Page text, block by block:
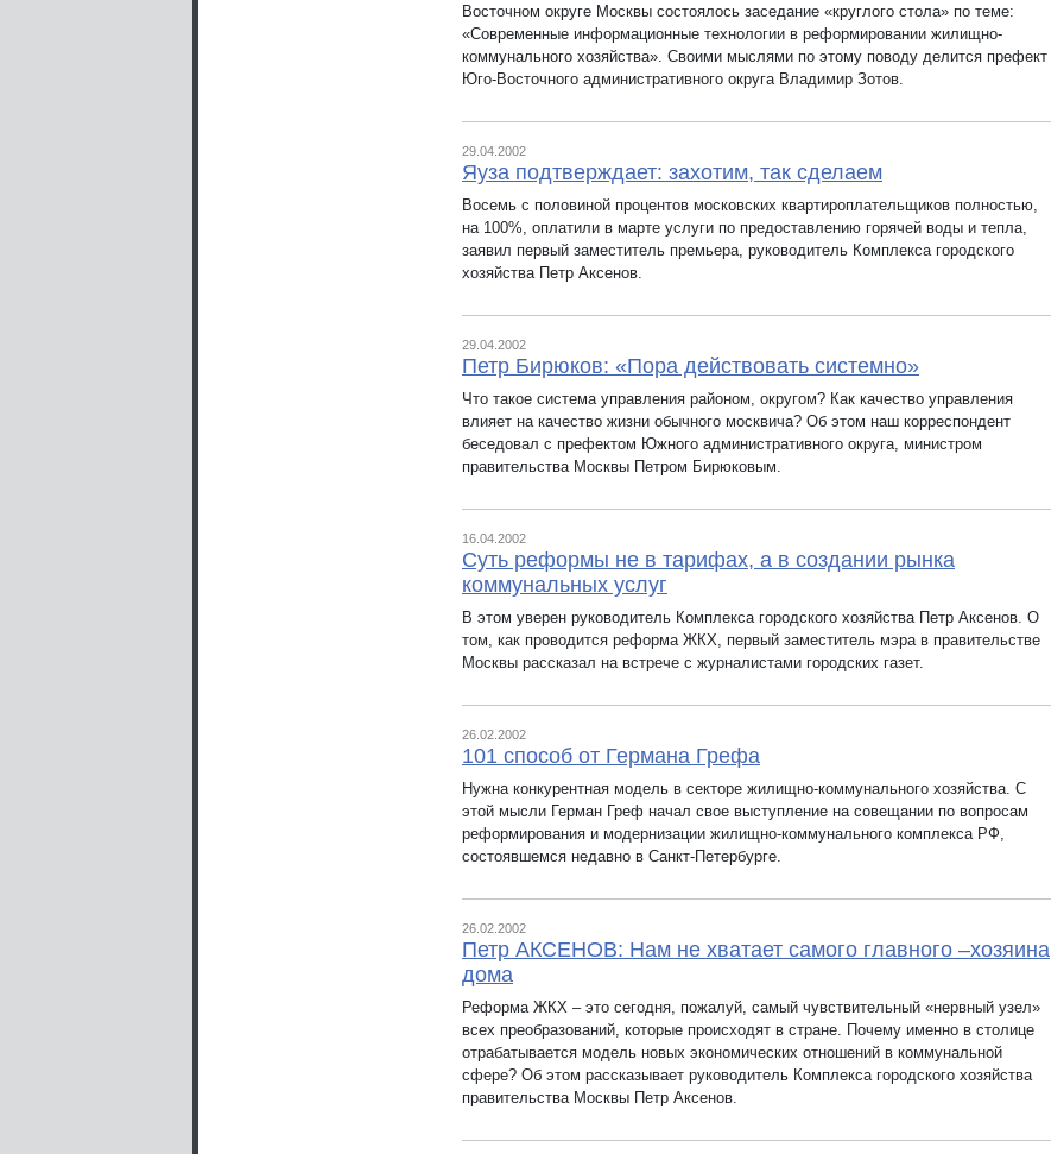
Восточном округе Москвы состоялось заседание «круглого стола» по теме:
«Современные информационные технологии в реформировании жилищно-
коммунального хозяйства». Своими мыслями по этому поводу делится префект
Юго-Восточного административного округа Владимир Зотов.
29.04.2002
Яуза подтверждает: захотим, так сделаем
Восемь с половиной процентов московских квартироплательщиков полностью,
на 100%, оплатили в марте услуги по предоставлению горячей воды и тепла,
заявил первый заместитель премьера, руководитель Комплекса городского
хозяйства Петр Аксенов.
29.04.2002
Петр Бирюков: «Пора действовать системно»
Что такое система управления районом, округом? Как качество управления
влияет на качество жизни обычного москвича? Об этом наш корреспондент
беседовал с префектом Южного административного округа, министром
правительства Москвы Петром Бирюковым.
16.04.2002
Суть реформы не в тарифах, а в создании рынка
коммунальных услуг
В этом уверен руководитель Комплекса городского хозяйства Петр Аксенов. О
том, как проводится реформа ЖКХ, первый заместитель мэра в правительстве
Москвы рассказал на встрече с журналистами городских газет.
26.02.2002
101 способ от Германа Грефа
Нужна конкурентная модель в секторе жилищно-коммунального хозяйства. С
этой мысли Герман Греф начал свое выступление на совещании по вопросам
реформирования и модернизации жилищно-коммунального комплекса РФ,
состоявшемся недавно в Санкт-Петербурге.
26.02.2002
Петр АКСЕНОВ: Нам не хватает самого главного –хозяина
дома
Реформа ЖКХ – это сегодня, пожалуй, самый чувствительный «нервный узел»
всех преобразований, которые происходят в стране. Почему именно в столице
отрабатывается модель новых экономических отношений в коммунальной
сфере? Об этом рассказывает руководитель Комплекса городского хозяйства
правительства Москвы Петр Аксенов.